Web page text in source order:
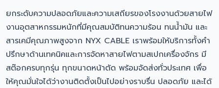
ยกระดับความปลอดภัยและความเสถียรของโรงงานด้วยสายไฟ
งานอุตสาหกรรมหนักที่มีคุณสมบัติทนความร้อน ทนน้ำมัน และ
สารเคมีคุณภาพสูงจาก NYX CABLE เราพร้อมให้บริการทั้งคำ
ปรึกษาด้านเทคนิคและการจัดหาสายไฟตามสเปกเครื่องจักร มี
สต๊อกครบทุกรุ่น ทุกขนาดหน้าตัด พร้อมจัดส่งทั่วประเทศ เพื่อ
ให้คุณมั่นใจได้ว่างานติดตั้งเป็นไปอย่างราบรื่น ปลอดภัย และได้